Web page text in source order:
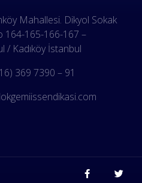
Mahallesi. Dikyol Sokak
164-165-166-167 –
/ Kadıköy İstanbul
369 7390 – 91